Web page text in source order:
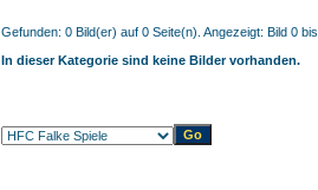
Gefunden: 0 Bild(er) auf 0 Seite(n). Angezeigt: Bild 0
In dieser Kategorie sind keine Bilder vorhanden.